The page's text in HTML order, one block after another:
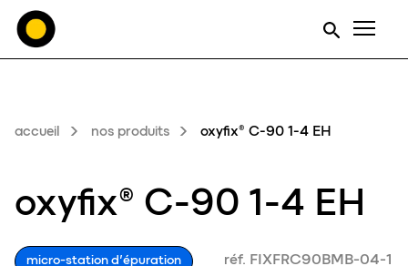
accueil nos produits oxyfix® C-90 1-4 EH
oxyfix® C-90 1-4 EH
micro-station d’épuration réf. FIXFRC90BMB-04-1